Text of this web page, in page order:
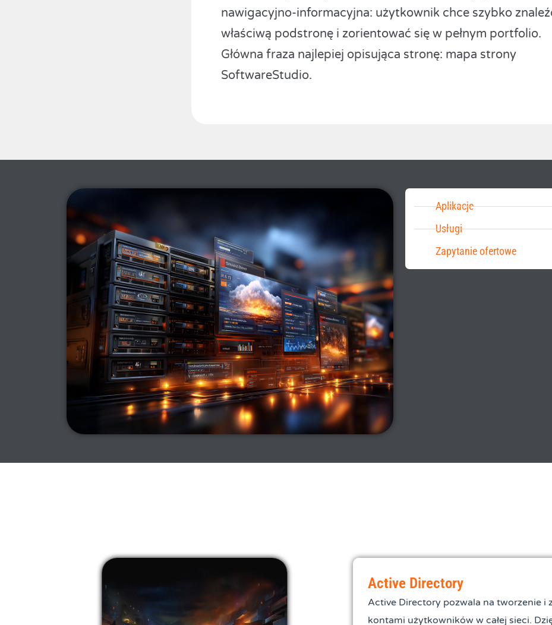
nawigacyjno-informacyjna: użytkownik chce szybko
właściwą podstronę i zorientować się w pełnym portfolio.
Główna fraza najlepiej opisująca stronę: mapa strony
SoftwareStudio.
Aplikacje
Usługi
Zapytanie ofertowe
Active Directory
Active Directory pozwala na tworzenie i
kontami użytkowników w całej sieci.